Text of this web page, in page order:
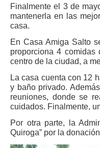
Finalmente el 3 de
mantenerla en las
casa.
En Casa Amiga Salto
proporciona 4
centro de la ciudad, a
La casa cuenta con 12
y baño privado.
reuniones, donde se
cuidados. Finalmente,
Por otra parte, la
Quiroga” por la